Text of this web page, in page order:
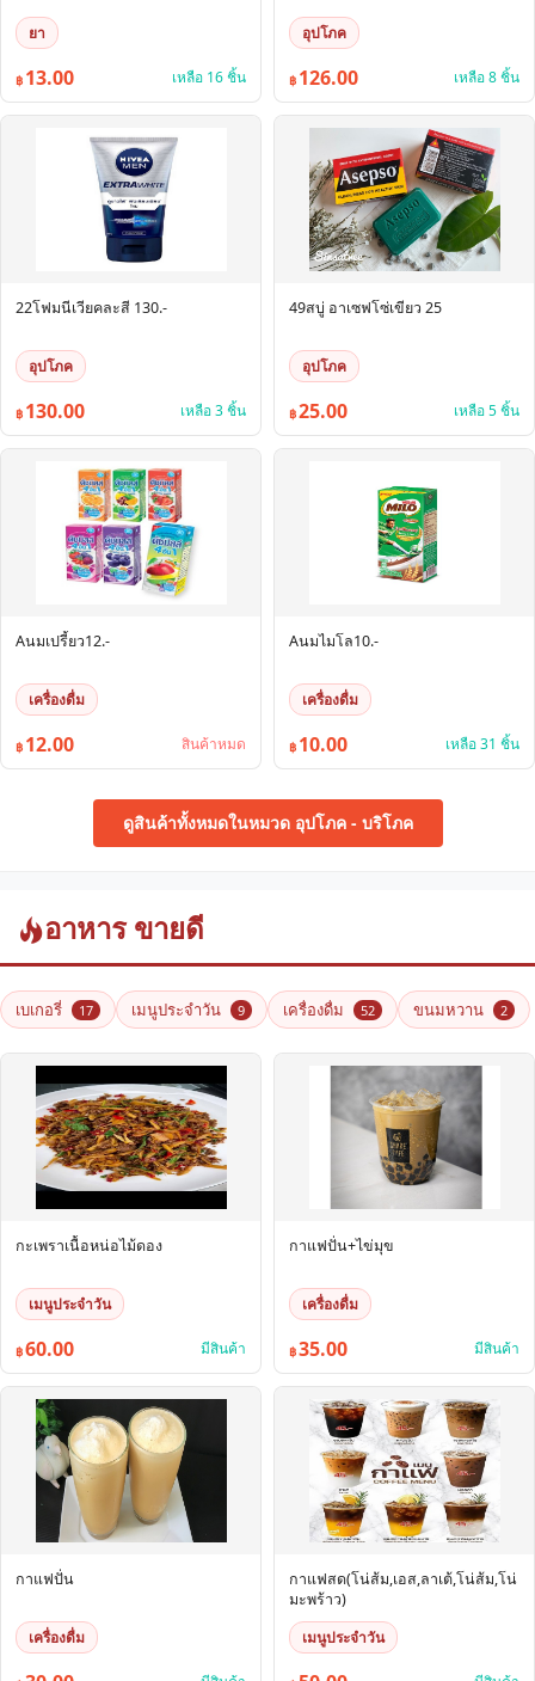
ยา
฿ 13.00 เหลือ 16 ชิ้น
อุปโภค
฿ 126.00 เหลือ 8 ชิ้น
22โฟมนีเวียคละสี 130.-
อุปโภค
฿ 130.00 เหลือ 3 ชิ้น
49สบู่ อาเซฟโซ่เขียว 25
อุปโภค
฿25.00 เหลือ 5 ชิ้น
Aนมเปรี้ยว12.-
เครื่องดื่ม
฿ 12.00 สินค้าหมด
Aนมไมโล10.-
เครื่องดื่ม
฿ 10.00 เหลือ 31 ชิ้น
ดูสินค้าทั้งหมดในหมวด อุปโภค - บริโภค
อาหาร ขายดี
เบเกอรี่ 17 เมนูประจำวัน 9 เครื่องดื่ม 52 ขนมหวาน 2
กะเพราเนื้อหน่อไม้ดอง
เมนูประจำวัน
฿60.00 มีสินค้า
กาแฟปั่น+ไข่มุข
เครื่องดื่ม
฿35.00 มีสินค้า
กาแฟปั่น
เครื่องดื่ม
กาแฟสด(โน่ส้ม,เอส,ลาเต้,โน่ส้ม,โน่
มะพร้าว)
เมนูประจำวัน